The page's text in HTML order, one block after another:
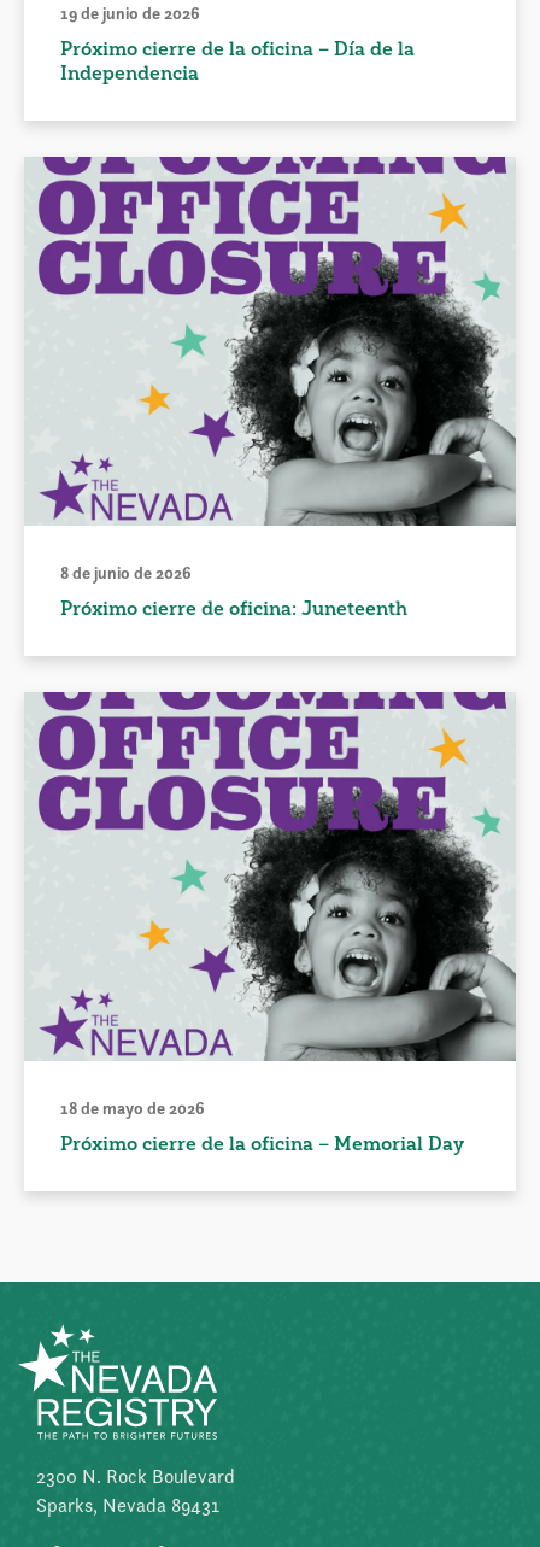
19 de junio de 2026
Próximo cierre de la oficina – Día de la
Independencia
8 de junio de 2026
Próximo cierre de oficina: Juneteenth
18 de mayo de 2026
Próximo cierre de la oficina – Memorial Day
2300 N. Rock Boulevard
Sparks, Nevada 89431